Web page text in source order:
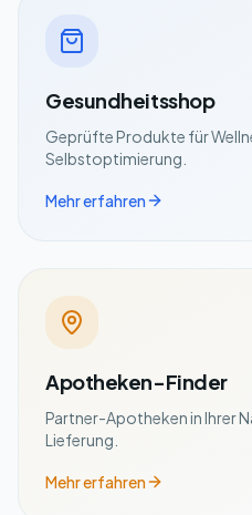
Gesundheitsshop
Geprüfte Produkte für
Selbstoptimierung.
Mehr erfahren
Apotheken-Finder
Partner-Apotheken in Ihrer
Lieferung.
Mehr erfahren